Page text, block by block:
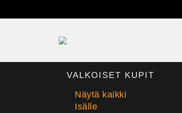
VALKOISET KUPIT
Näytä kaikki
Isälle